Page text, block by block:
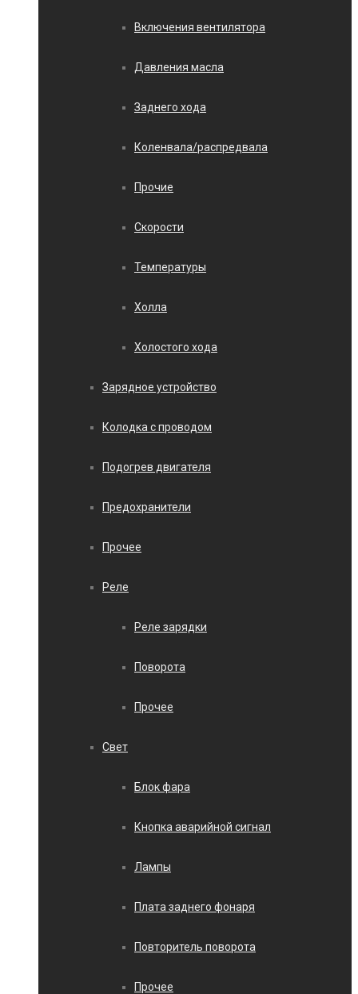
Включения вентилятора
Давления масла
Заднего хода
Коленвала/распредвала
Прочие
Скорости
Температуры
Холла
Холостого хода
Зарядное устройство
Колодка с проводом
Подогрев двигателя
Предохранители
Прочее
Реле
Реле зарядки
Поворота
Прочее
Свет
Блок фара
Кнопка аварийной сигнал
Лампы
Плата заднего фонаря
Повторитель поворота
Прочее